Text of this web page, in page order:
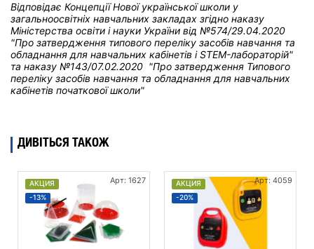
Відповідає Концепції Нової української школи у
загальноосвітніх навчальних закладах згідно наказу
Міністерства освіти і науки України від №574/29.04.2020
"Про затвердження типового переліку засобів навчання та
обладнання для навчальних кабінетів і STEM-лабораторій"
та наказу №143/07.02.2020 "Про затвердження Типового
переліку засобів навчання та обладнання для навчальних
кабінетів початкової школи"
ДИВІТЬСЯ ТАКОЖ
АКЦИЯ
-13%
Арт: 1627
АКЦИЯ
-20%
Арт: 4059